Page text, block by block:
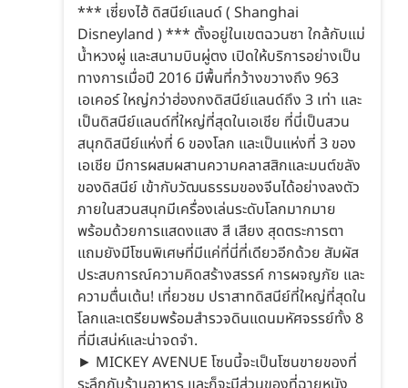
*** เซี่ยงไฮ้ ดิสนีย์แลนด์ ( Shanghai
Disneyland ) *** ตั้งอยู่ในเขตฉวนซา ใกล้กับแม่
น้ำหวงผู่ และสนามบินผู่ตง เปิดให้บริการอย่างเป็น
ทางการเมื่อปี 2016 มีพื้นที่กว้างขวางถึง 963
เอเคอร์ ใหญ่กว่าฮ่องกงดิสนีย์แลนด์ถึง 3 เท่า และ
เป็นดิสนีย์แลนด์ที่ใหญ่ที่สุดในเอเชีย ที่นี่เป็นสวน
สนุกดิสนีย์แห่งที่ 6 ของโลก และเป็นแห่งที่ 3 ของ
เอเชีย มีการผสมผสานความคลาสสิกและมนต์ขลัง
ของดิสนีย์ เข้ากับวัฒนธรรมของจีนได้อย่างลงตัว
ภายในสวนสนุกมีเครื่องเล่นระดับโลกมากมาย
พร้อมด้วยการแสดงแสง สี เสียง สุดตระการตา
แถมยังมีโซนพิเศษที่มีแค่ที่นี่ที่เดียวอีกด้วย สัมผัส
ประสบการณ์ความคิดสร้างสรรค์ การผจญภัย และ
ความตื่นเต้น! เที่ยวชม ปราสาทดิสนีย์ที่ใหญ่ที่สุดใน
โลกและเตรียมพร้อมสำรวจดินแดนมหัศจรรย์ทั้ง 8
ที่มีเสน่ห์และน่าจดจำ.
► MICKEY AVENUE โซนนี้จะเป็นโซนขายของที่